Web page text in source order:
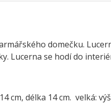
domečku.
Lucerna se hodí do
cm, délka 14 cm. velká: